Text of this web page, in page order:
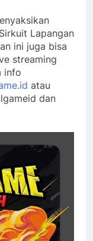
Lapangan
ini juga bisa
streaming
info
atau
dan